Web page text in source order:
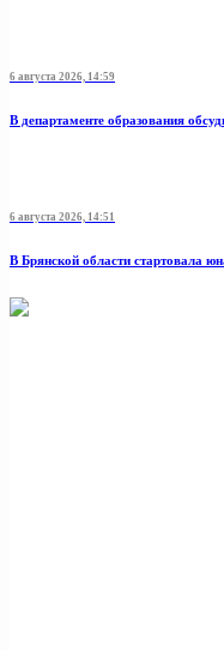
6 августа 2026, 14:59
В департаменте образования
6 августа 2026, 14:51
В Брянской области стартовала